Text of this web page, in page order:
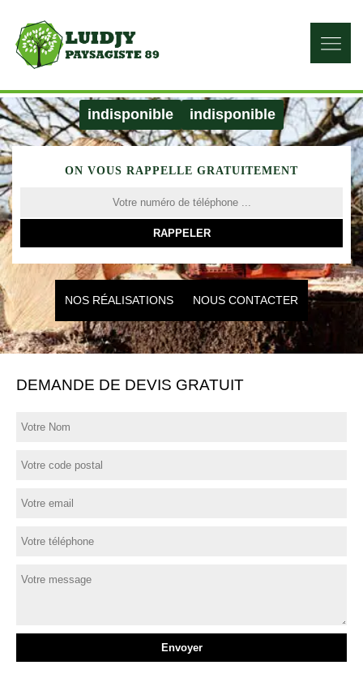
indisponible indisponible
ON VOUS RAPPELLE GRATUITEMENT
NOS RÉALISATIONS NOUS CONTACTER
DEMANDE DE DEVIS GRATUIT